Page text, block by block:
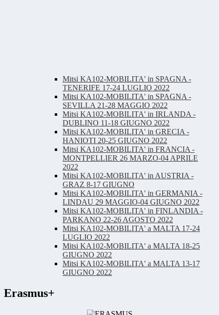
Mitsi KA102-MOBILITA' in SPAGNA -
TENERIFE 17-24 LUGLIO 2022
Mitsi KA102-MOBILITA' in SPAGNA -
SEVILLA 21-28 MAGGIO 2022
Mitsi KA102-MOBILITA' in IRLANDA -
DUBLINO 11-18 GIUGNO 2022
Mitsi KA102-MOBILITA' in GRECIA -
HANIOTI 20-25 GIUGNO 2022
Mitsi KA102-MOBILITA' in FRANCIA -
MONTPELLIER 26 MARZO-04 APRILE
2022
Mitsi KA102-MOBILITA' in AUSTRIA -
GRAZ 8-17 GIUGNO
Mitsi KA102-MOBILITA' in GERMANIA -
LINDAU 29 MAGGIO-04 GIUGNO 2022
Mitsi KA102-MOBILITA' in FINLANDIA -
PARKANO 22-26 AGOSTO 2022
Mitsi KA102-MOBILITA' a MALTA 17-24
LUGLIO 2022
Mitsi KA102-MOBILITA' a MALTA 18-25
GIUGNO 2022
Mitsi KA102-MOBILITA' a MALTA 13-17
GIUGNO 2022
Erasmus+